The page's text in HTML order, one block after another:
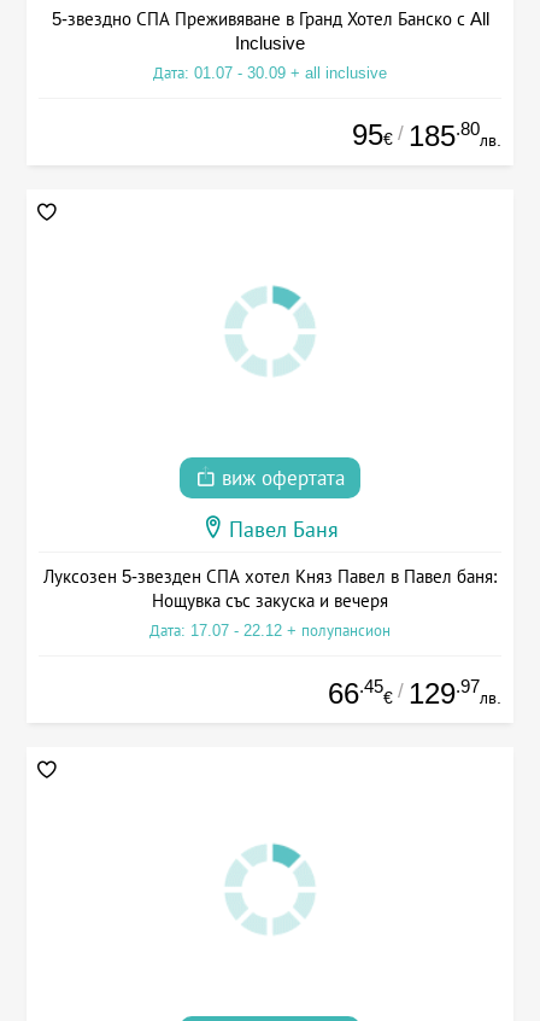
5-звездно СПА Преживяване в Гранд Хотел Банско с All
Inclusive
Дата: 01.07 - 30.09 + all inclusive
95€ / 185.80
лв.
виж офертата
Павел Баня
Луксозен 5-звезден СПА хотел Княз Павел в Павел баня:
Нощувка със закуска и вечеря
Дата: 17.07 - 22.12 + полупансион
66.45
€ / 129.97
лв.